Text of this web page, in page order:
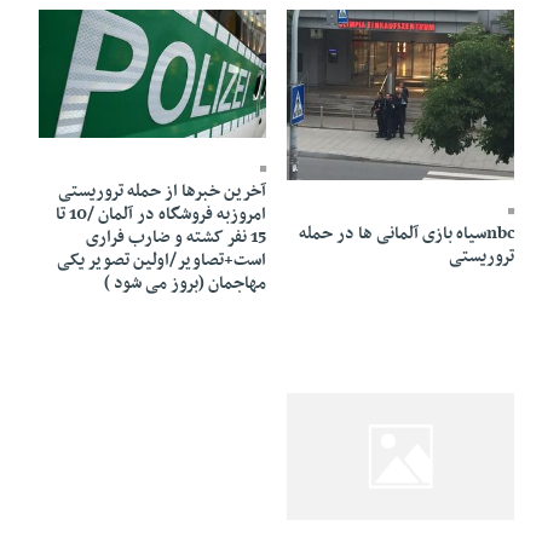
01 Mordad 1395 - 22:55
nbcسیاه بازی آلمانی ها در حمله
تروریستی
01 Mordad 1395 - 21:54
آخرین خبرها از حمله تروریستی
امروزبه فروشگاه در آلمان /10 تا
15 نفر کشته و ضارب فراری
است+تصاویر/اولین تصویر یکی
مهاجمان (بروز می شود )